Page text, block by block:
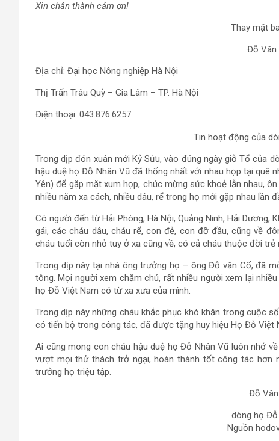
Xin chân thành cảm ơn!
Thay mặt
Đỗ Văn
Địa chỉ: Đại học Nông nghiệp Hà Nội
Thị Trấn Trâu Quỳ – Gia Lâm – TP. Hà Nội
Điện thoại: 043.876.6257
Tin hoạt động của
Trong dịp đón xuân mới Kỷ Sửu, vào đúng ngày giỗ Tổ của
hậu duệ họ Đỗ Nhân Vũ đã thống nhất với nhau họp tại quê
Yên) để gặp mặt xum họp, chúc mừng sức khoẻ lẫn nhau,
nhiều năm xa cách, nhiều dâu, rể trong họ mới gặp nhau lần
Có người đến từ Hải Phòng, Hà Nội, Quảng Ninh, Hải
gái, các cháu dâu, cháu rể, con đẻ, con đỡ đầu, cũng về
cháu tuổi còn nhỏ tuy ở xa cũng về, có cả cháu thuộc đời
Trong dịp này tại nhà ông trưởng họ – ông Đỗ văn Cố, đã
tông. Mọi người xem chăm chú, rất nhiều người xem lại
họ Đỗ Việt Nam có từ xa xưa của mình.
Trong dịp này những cháu khắc phục khó khăn trong cuộc
có tiến bộ trong công tác, đã được tặng huy hiệu Họ Đỗ Việt
Ai cũng mong con cháu hậu duệ họ Đỗ Nhân Vũ luôn nhớ
vượt mọi thử thách trở ngại, hoàn thành tốt công tác hơn
trưởng họ triệu tập.
Đỗ
dòng họ Đỗ
Nguồn